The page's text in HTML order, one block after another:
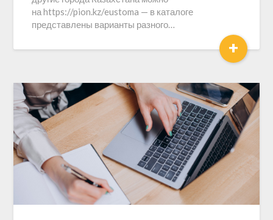
на https://pion.kz/eustoma — в каталоге
представлены варианты разного…
+